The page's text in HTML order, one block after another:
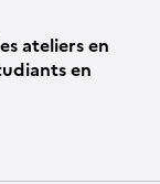
ateliers en
en